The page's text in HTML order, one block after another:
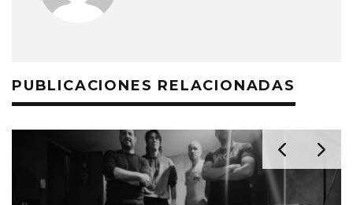
PUBLICACIONES RELACIONADAS